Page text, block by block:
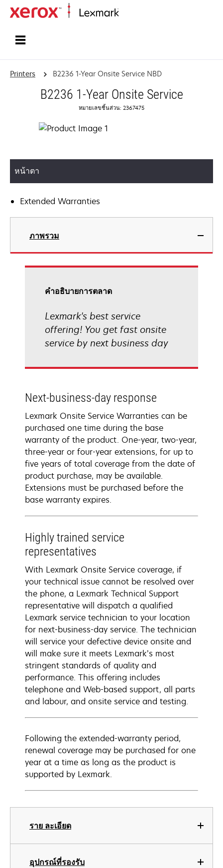
Printers B2236 1-Year Onsite Service NBD
B2236 1-Year Onsite Service
หมายเลขชิ้นส่วน: 2367475
หน้าตา
Extended Warranties
ภาพรวม
ราย ละเอียด
อุปกรณ์ที่รองรับ
คําอธิบายการตลาด
Lexmark's best service
offering! You get fast onsite
service by next business day
Next-business-day response
Lexmark Onsite Service Warranties can be
purchased one time during the base
warranty of the product. One-year, two-year,
three-year or four-year extensions, for up to
five years of total coverage from the date of
product purchase, may be available.
Extensions must be purchased before the
base warranty expires.
Highly trained service
representatives
With Lexmark Onsite Service coverage, if
your technical issue cannot be resolved over
the phone, a Lexmark Technical Support
representative will dispatch a qualified
Lexmark service technician to your location
for next-business-day service. The technician
will service your defective device onsite and
will make sure it meets Lexmark’s most
stringent standards of quality and
performance. This offering includes
telephone and Web-based support, all parts
and labour, and onsite service and testing.
Following the extended-warranty period,
renewal coverage may be purchased for one
year at a time as long as the product is
supported by Lexmark.